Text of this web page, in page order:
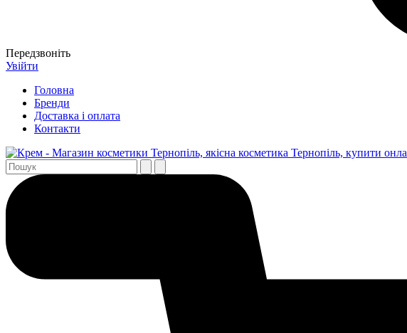
Передзвоніть
Увійти
Головна
Бренди
Доставка і оплата
Контакти